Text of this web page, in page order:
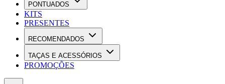
PONTUADOS
KITS
PRESENTES
RECOMENDADOS
TAÇAS E ACESSÓRIOS
PROMOÇÕES